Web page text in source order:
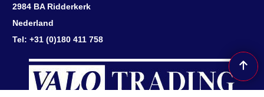
2984 BA Ridderkerk
Nederland
Tel: +31 (0)180 411 758